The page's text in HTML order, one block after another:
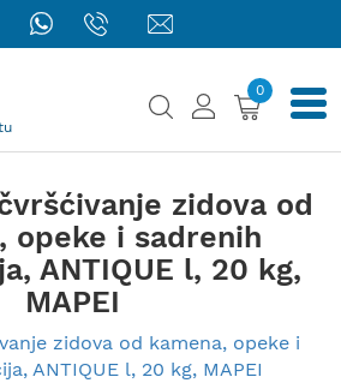
0
zidova od
opeke i sadrenih
ANTIQUE l, 20 kg,
MAPEI